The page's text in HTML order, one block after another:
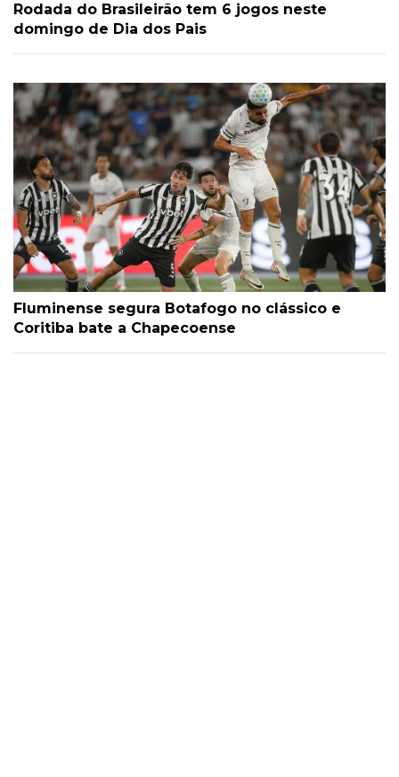
Rodada do Brasileirão tem 6 jogos neste
domingo de Dia dos Pais
Fluminense segura Botafogo no clássico e
Coritiba bate a Chapecoense